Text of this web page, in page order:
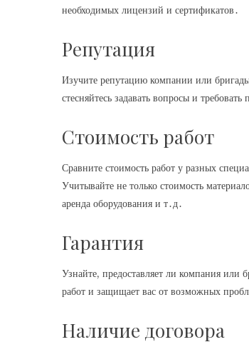
необходимых лицензий и сертификатов․
Репутация
Изучите репутацию компании или
стесняйтесь задавать вопросы и
Стоимость работ
Сравните стоимость работ у разных
Учитывайте не только стоимость
аренда оборудования и т․д․
Гарантия
Узнайте, предоставляет ли компания или
работ и защищает вас от возможных
Наличие договора